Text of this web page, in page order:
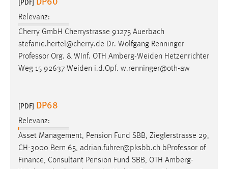
Relevanz:
Cherry GmbH Cherrystrasse 91275 Auerbach
stefanie.hertel@cherry.de Dr. Wolfgang Renninger
Professor Org. & WInf. OTH Amberg-Weiden Hetzenrichter
Weg 15 92637 Weiden i.d.Opf. w.renninger@oth-aw
[PDF] DP68
Relevanz:
Asset Management, Pension Fund SBB, Zieglerstrasse 29,
CH-3000 Bern 65, adrian.fuhrer@pksbb.ch bProfessor of
Finance, Consultant Pension Fund SBB, OTH Amberg-
Cookie Laufzeit:
3 Monate
Facebook Pixel
_fbp
Anbieter:
Facebook
Zweck:
Conversion-Tracking